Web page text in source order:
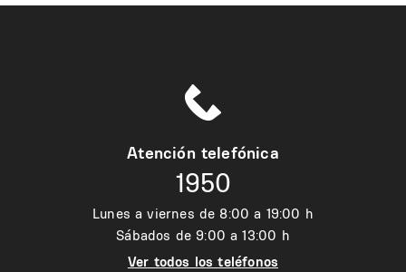
Atención telefónica
1950
Lunes a viernes de 8:00 a 19:00 h
Sábados de 9:00 a 13:00 h
Ver todos los teléfonos